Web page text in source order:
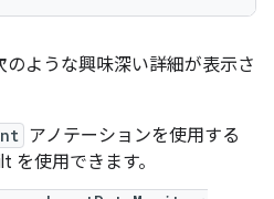
のような興味深い詳細が表示さ
アノテーションを使用する
を使用できます。